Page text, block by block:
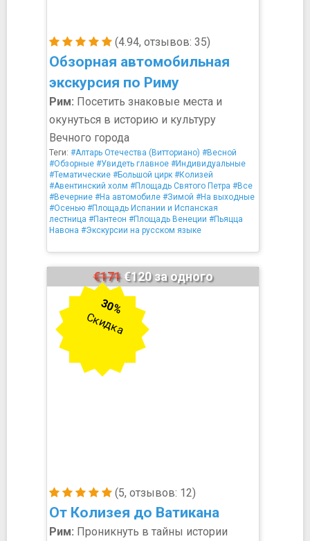
(4.94, отзывов: 35)
Обзорная автомобильная
экскурсия по Риму
Рим: Посетить знаковые места и
окунуться в историю и культуру
Вечного города
Теги: #Алтарь Отечества (Витториано) #Весной
#Обзорные #Увидеть главное #Индивидуальные
#Тематические #Большой цирк #Колизей
#Авентинский холм #Площадь Святого Петра #Все
#Вечерние #На автомобиле #Зимой #На выходные
#Осенью #Площадь Испании и Испанская
лестница #Пантеон #Площадь Венеции #Пьяцца
Навона #Экскурсии на русском языке
(5, отзывов: 12)
От Колизея до Ватикана
€171€120 за одного
30%
Скидка
Рим: Проникнуть в тайны истории